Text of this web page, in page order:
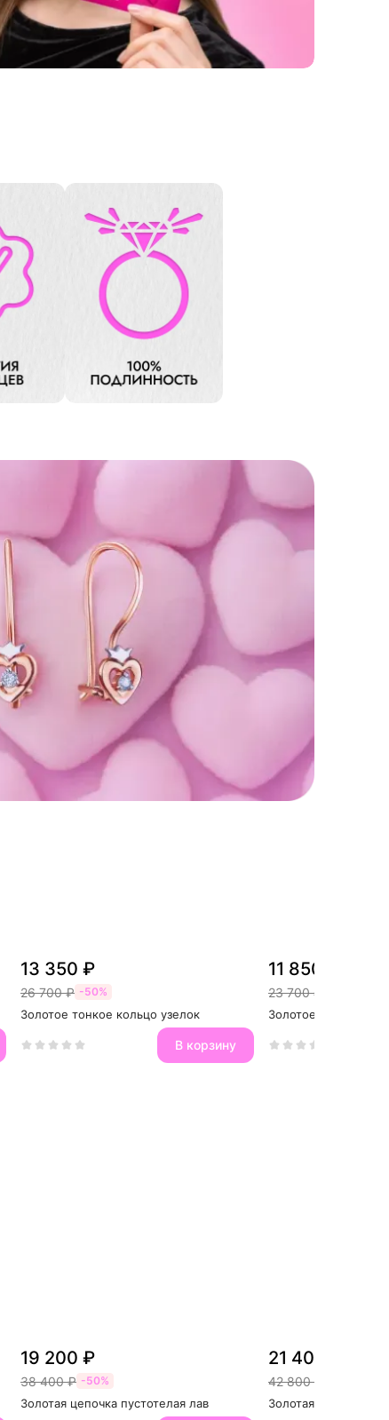
13 350 ₽
26 700 ₽ -50%
Золотое тонкое кольцо узелок
В корзину
11 850 ₽
23 700 ₽
Золотое кольцо с
19 200 ₽
38 400 ₽ -50%
Золотая цепочка пустотелая лав
21 400 ₽
42 800 ₽
Золотая цепочка